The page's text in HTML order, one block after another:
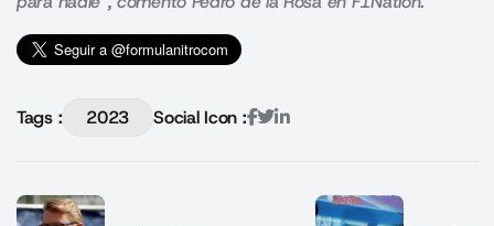
Tags : 2023 Social Icon :